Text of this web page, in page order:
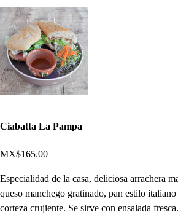
Ciabatta La Pampa
MX$165.00
Especialidad de la casa, deliciosa arrachera
queso manchego gratinado, pan estilo italiano
corteza crujiente. Se sirve con ensalada fresca.